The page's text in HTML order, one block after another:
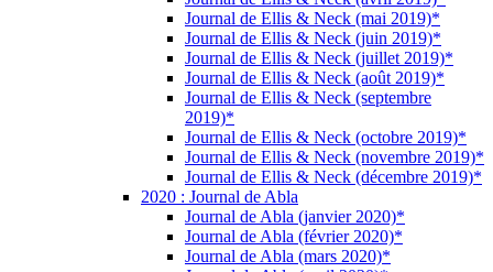
Journal de Ellis & Neck (mai 2019)*
Journal de Ellis & Neck (juin 2019)*
Journal de Ellis & Neck (juillet 2019)*
Journal de Ellis & Neck (août 2019)*
Journal de Ellis & Neck (septembre
2019)*
Journal de Ellis & Neck (octobre 2019)*
Journal de Ellis & Neck (novembre 2019)*
Journal de Ellis & Neck (décembre 2019)*
2020 : Journal de Abla
Journal de Abla (janvier 2020)*
Journal de Abla (février 2020)*
Journal de Abla (mars 2020)*